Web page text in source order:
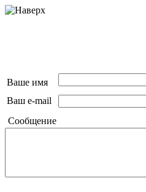
Ваше имя
Ваш e-mail
Сообщение